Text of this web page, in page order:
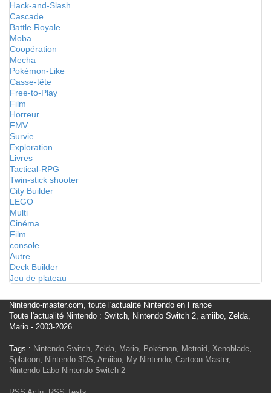
Hack-and-Slash
Cascade
Battle Royale
Moba
Coopération
Mecha
Pokémon-Like
Casse-tête
Free-to-Play
Film
Horreur
FMV
Survie
Exploration
Livres
Tactical-RPG
Twin-stick shooter
City Builder
LEGO
Multi
Cinéma
Film
console
Autre
Deck Builder
Jeu de plateau
Nintendo-master.com, toute l'actualité Nintendo en France
Toute l'actualité Nintendo : Switch, Nintendo Switch 2, amiibo, Zelda,
Mario - 2003-2026
Tags : Nintendo Switch, Zelda, Mario, Pokémon, Metroid, Xenoblade,
Splatoon, Nintendo 3DS, Amiibo, My Nintendo, Cartoon Master,
Nintendo Labo Nintendo Switch 2